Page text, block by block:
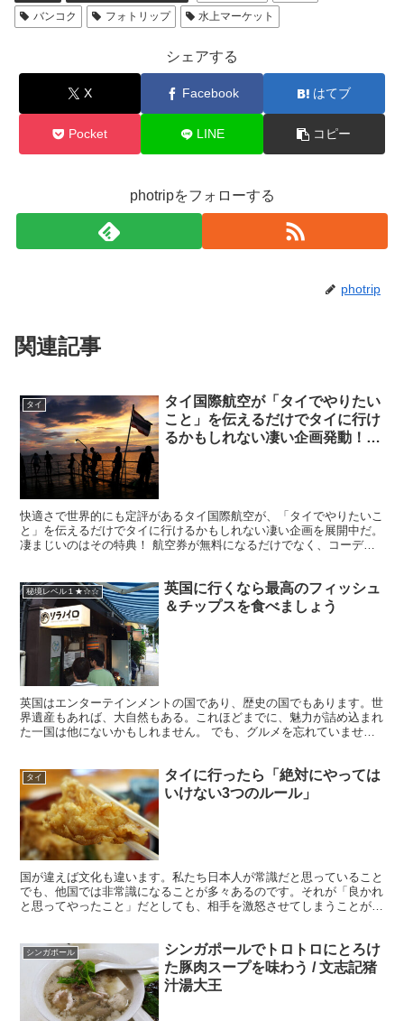
バンコク
フォトリップ 水上マーケット
シェアする
X Facebook はてブ
Pocket LINE コピー
photripをフォローする
photrip
関連記事
タイ
タイ国際航空が「タイでやりたい
こと」を伝えるだけでタイに行け
るかもしれない凄い企画発動！
快適さで世界的にも定評があるタイ国際航空が、「タイでやりたいこ
と」を伝えるだけでタイに行けるかもしれない凄い企画を展開中だ。
凄まじいのはその特典！ 航空券が無料になるだけでなく、コーディ
秘境レベル１★☆☆
英国に行くなら最高のフィッシュ
＆チップスを食べましょう
英国はエンターテインメントの国であり、歴史の国でもあります。世
界遺産もあれば、大自然もある。これほどまでに、魅力が詰め込まれ
た一国は他にないかもしれません。 でも、グルメを忘れていません
タイ
タイに行ったら「絶対にやっては
いけない3つのルール」
国が違えば文化も違います。私たち日本人が常識だと思っていること
でも、他国では非常識になることが多々あるのです。それが「良かれ
と思ってやったこと」だとしても、相手を激怒させてしまうことがあ
シンガポール
シンガポールでトロトロにとろけ
た豚肉スープを味わう / 文志記猪
汁湯大王